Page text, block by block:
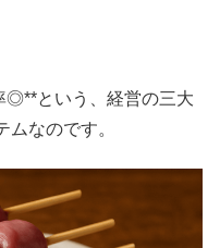
◎**という、経営の三大
ムなのです。